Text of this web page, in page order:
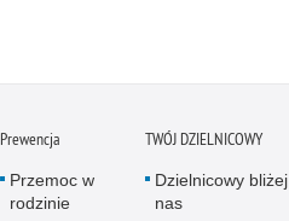
Prewencja
Przemoc w
rodzinie
TWÓJ DZIELNICOWY
Dzielnicowy bliżej
nas